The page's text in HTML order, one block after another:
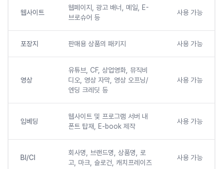
웹사이트
웹페이지, 광고 배너, 메일, E-
브로슈어 등
사용 가능
포장지 판매용 상품의 패키지 사용 가능
영상
유튜브, CF, 상업영화, 뮤직비
디오, 영상 자막, 영상 오프닝/
엔딩 크레딧 등
사용 가능
임베딩
웹사이트 및 프로그램 서버 내
폰트 탑재, E-book 제작
사용 가능
BI/CI
회사명, 브랜드명, 상품명, 로
고, 마크, 슬로건, 캐치프레이즈
사용 가능